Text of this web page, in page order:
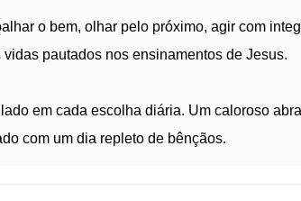
o bem, olhar pelo próximo, agir com
pautados nos ensinamentos de Jesus.
em cada escolha diária. Um caloroso
com um dia repleto de bênçãos.